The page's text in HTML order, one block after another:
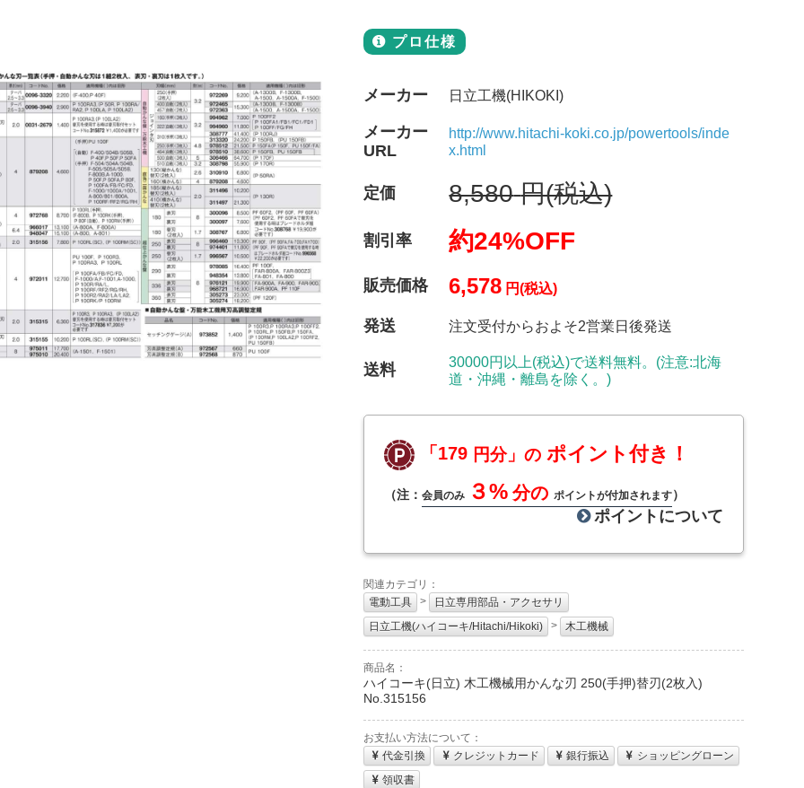
プロ仕様
メーカー 日立工機(HIKOKI)
メーカー
URL
http://www.hitachi-koki.co.jp/powertools/inde
x.html
定価 8,580 円(税込)
割引率 約24%OFF
販売価格 6,578 円(税込)
発送 注文受付からおよそ2営業日後発送
送料
30000円以上(税込)で送料無料。(注意:北海
道・沖縄・離島を除く。)
「179 円分」のポイント付き！
（注： 会員のみ ３% 分のポイントが付加されます）
ポイントについて
関連カテゴリ：
電動工具
>
日立専用部品・アクセサリ
日立工機(ハイコーキ/Hitachi/Hikoki)
> 木工機械
商品名：
ハイコーキ(日立) 木工機械用かんな刃 250(手押)替刃(2枚入)
No.315156
お支払い方法について：
代金引換
クレジットカード 銀行振込
ショッピングローン
領収書